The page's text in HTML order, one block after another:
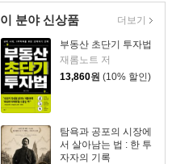
이 분야 신상품
부동산 초단기 투자법
재롬노트 저
13,860원 (10% 할인)
탐욕과 공포의 시장에
서 살아남는 법 : 한 투
자자의 기록
더보기